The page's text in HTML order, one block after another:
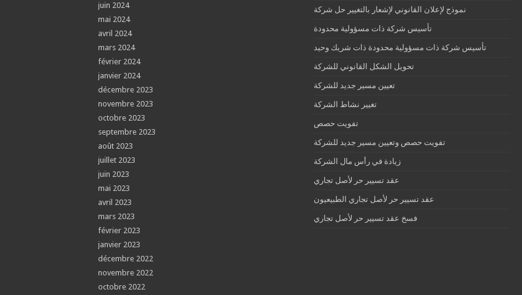
juin 2024
mai 2024
avril 2024
mars 2024
février 2024
janvier 2024
décembre 2023
novembre 2023
octobre 2023
septembre 2023
août 2023
juillet 2023
juin 2023
mai 2023
avril 2023
mars 2023
février 2023
janvier 2023
décembre 2022
novembre 2022
octobre 2022
نموذج لإعلان القانوني لإشعار بالتغيير حل شركة
تأسيس شركة ذات مسؤولية محدودة
تأسيس شركة ذات مسؤولية محدودة ذات شريك وحيد
تحويل الشكل القانوني للشركة
تعيين مسير جديد للشركة
تغيير نشاط الشركة
تفويت حصص
تفويت حصص وتعيين مسير جديد للشركة
زيادة في رأس مال الشركة
عقد تسيير حر لأصل تجاري
عقد تسيير حر لأصل تجاري الطبيعيون
فسخ عقد تسيير حر لأصل تجاري